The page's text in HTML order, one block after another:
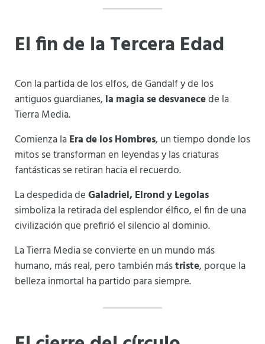
El fin de la Tercera Edad
Con la partida de los elfos, de Gandalf y de los
antiguos guardianes, la magia se desvanecede la
Tierra Media.
Comienza laEra de los Hombres, un tiempo donde los
mitos se transforman en leyendas y las criaturas
fantásticas se retiran hacia el recuerdo.
La despedida deGaladriel, Elrond y Legolas
simboliza la retirada del esplendor élfico, el fin de una
civilización que prefirió el silencio al dominio.
La Tierra Media se convierte en un mundo más
humano, más real, pero también mástriste, porque la
belleza inmortal ha partido para siempre.